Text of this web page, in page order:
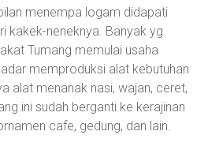
menempa logam didapati
kakek-neneknya. Banyak yg
Tumang memulai usaha
memproduksi alat kebutuhan
alat menanak nasi, wajan, ceret,
ini sudah berganti ke kerajinan
cafe, gedung, dan lain.